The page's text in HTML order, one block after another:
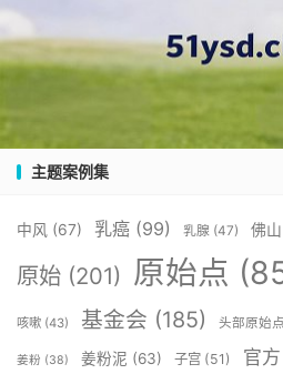
主题案例集
中风 (67) 乳癌 (99) 乳腺 (47) 佛山
原始 (201) 原始点
咳嗽 (43) 基金会 (185) 头部原始点
姜粉 (38) 姜粉泥 (63) 子宫 (51) 官方